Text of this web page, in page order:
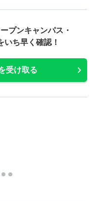
プンキャンパス・
いち早く確認！
受け取る